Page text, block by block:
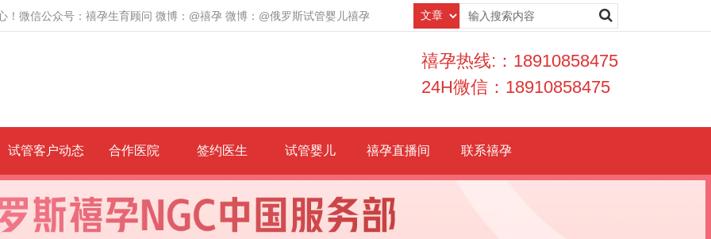
微信公众号：禧孕生育顾问 微博：@禧孕 微博：@俄罗斯试管婴儿禧孕
禧孕热线:：18910858475
24H微信：18910858475
试管客户动态 合作医院 签约医生 试管婴儿 禧孕直播间 联系禧孕